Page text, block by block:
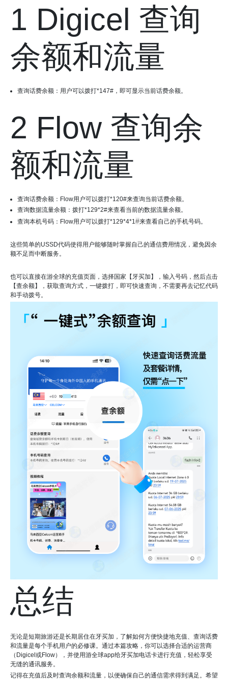
1 Digicel 查询
余额和流量
查询话费余额：用户可以拨打*147#，即可显示当前话费余额。
2 Flow 查询余
额和流量
查询话费余额：Flow用户可以拨打*120#来查询当前话费余额。
查询数据流量余额：拨打*129*2#来查看当前的数据流量余额。
查询本机号码：Flow用户可以拨打*129*4*1#来查看自己的手机号码。
这些简单的USSD代码使得用户能够随时掌握自己的通信费用情况，避免因余
额不足而中断服务。
也可以直接在游全球的充值页面，选择国家【牙买加】，输入号码，然后点击
【查余额】，获取查询方式，一键拨打，即可快速查询，不需要再去记忆代码
和手动拨号。
总结
无论是短期旅游还是长期居住在牙买加，了解如何方便快捷地充值、查询话费
和流量是每个手机用户的必修课。通过本篇攻略，你可以选择合适的运营商
（Digicel或Flow），并使用游全球app给牙买加电话卡进行充值，轻松享受
无缝的通讯服务。
记得在充值后及时查询余额和流量，以便确保自己的通信需求得到满足。希望